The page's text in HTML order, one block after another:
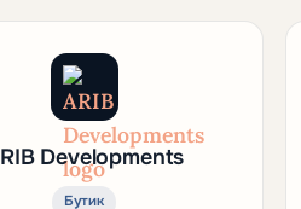
Developments
Бутик